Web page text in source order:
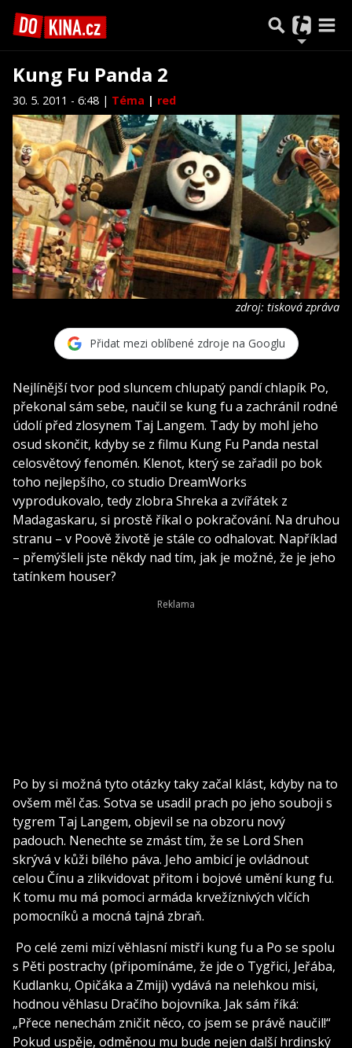
Kung Fu Panda 2
30. 5. 2011 - 6:48 | Téma | red
zdroj: tisková zpráva
Přidat mezi oblíbené zdroje na Googlu
Nejlínější tvor pod sluncem chlupatý pandí chlapík Po,
překonal sám sebe, naučil se kung fu a zachránil rodné
údolí před zlosynem Taj Langem. Tady by mohl jeho
osud skončit, kdyby se z filmu Kung Fu Panda nestal
celosvětový fenomén. Klenot, který se zařadil po bok
toho nejlepšího, co studio DreamWorks
vyprodukovalo, tedy zlobra Shreka a zvířátek z
Madagaskaru, si prostě říkal o pokračování. Na druhou
stranu – v Poově životě je stále co odhalovat. Například
– přemýšleli jste někdy nad tím, jak je možné, že je jeho
tatínkem houser?
Po by si možná tyto otázky taky začal klást, kdyby na to
ovšem měl čas. Sotva se usadil prach po jeho souboji s
tygrem Taj Langem, objevil se na obzoru nový
padouch. Nenechte se zmást tím, že se Lord Shen
skrývá v kůži bílého páva. Jeho ambicí je ovládnout
celou Čínu a zlikvidovat přitom i bojové umění kung fu.
K tomu mu má pomoci armáda krvežíznivých vlčích
pomocníků a mocná tajná zbraň.
Po celé zemi mizí věhlasní mistři kung fu a Po se spolu
s Pěti postrachy (připomínáme, že jde o Tygřici, Jeřába,
Kudlanku, Opičáka a Zmiji) vydává na nelehkou misi,
hodnou věhlasu Dračího bojovníka. Jak sám říká:
„Přece nenechám zničit něco, co jsem se právě naučil!“
Pokud uspěje, odměnou mu bude nejen další hrdinský